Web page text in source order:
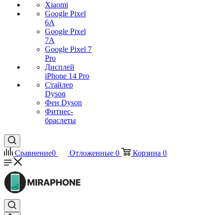
Xiaomi
Google Pixel
6A
Google Pixel
7А
Google Pixel 7
Pro
Дисплей
iPhone 14 Pro
Стайлер
Dyson
Фен Dyson
Фитнес-
браслеты
Сравнение0 Отложенные 0 Корзина 0